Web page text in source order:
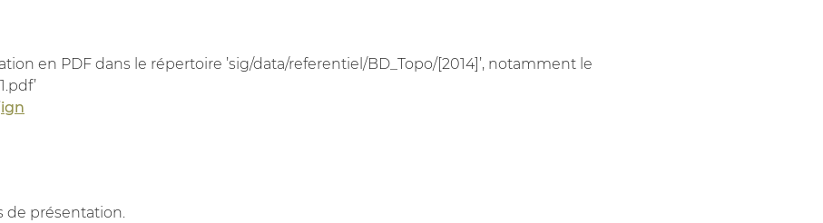
en PDF dans le répertoire ’sig/data/referentiel/BD_Topo/[2014]’, notamment le
ign
de présentation.